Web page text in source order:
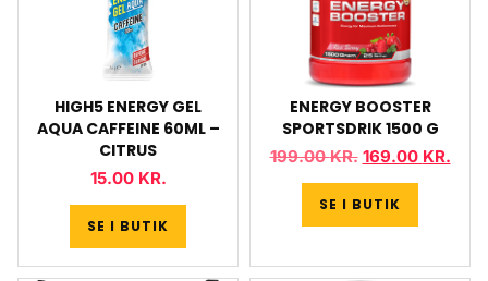
HIGH5 ENERGY GEL
AQUA CAFFEINE 60ML –
CITRUS
15.00 KR.
SE I BUTIK
ENERGY BOOSTER
SPORTSDRIK 1500 G
199.00KR. 169.00 KR.
SE I BUTIK